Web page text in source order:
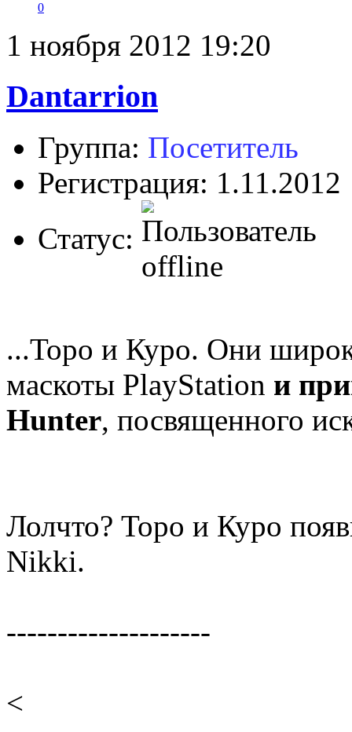
0
1 ноября 2012 19:20
Dantarrion
Группа: Посетитель
Регистрация: 1.11.2012
Статус:
...Торо и Куро. Они
маскоты PlayStation и
Hunter, посвященного
Лолчто? Торо и Куро
Nikki.
--------------------
<